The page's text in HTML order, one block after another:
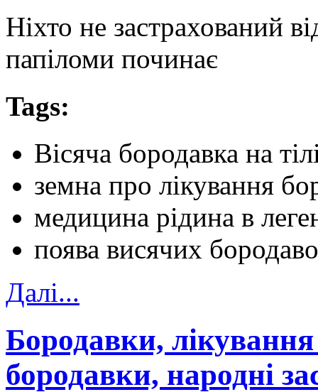
Ніхто не застрахований
папіломи починає
Tags:
Вісяча бородавка на
земна про лікування
медицина рідина в
поява висячих
Далi...
Бородавки,
бородавки, народні